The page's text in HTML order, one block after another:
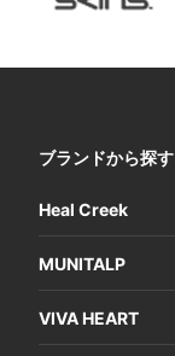
ブランドから探す
Heal Creek
MUNITALP
VIVA HEART